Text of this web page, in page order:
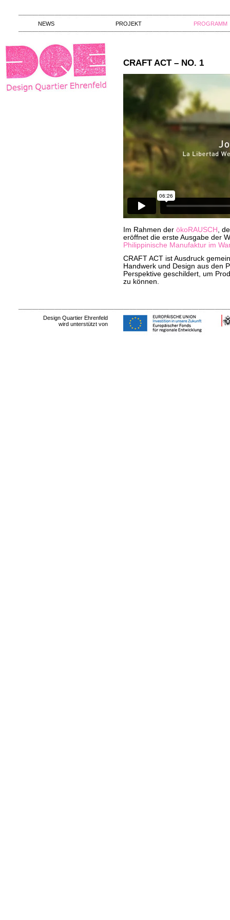
NEWS PROJEKT PROGRAMM
CRAFT ACT – NO. 1
Im Rahmen der ökoRAUSCH
,
eröffnet die erste Ausgabe der
Philippinische Manufaktur im
CRAFT ACT ist Ausdruck
Handwerk und Design aus den
Perspektive geschildert, um
zu können.
Design Quartier Ehrenfeld
wird unterstützt von